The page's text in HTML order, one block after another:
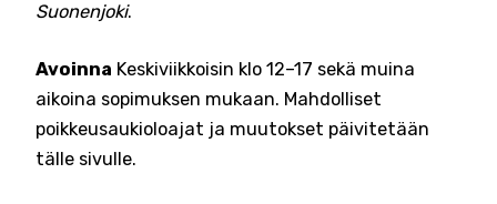
Suonenjoki.
Avoinna Keskiviikkoisin klo 12–17 sekä muina
aikoina sopimuksen mukaan. Mahdolliset
poikkeusaukioloajat ja muutokset päivitetään
tälle sivulle.